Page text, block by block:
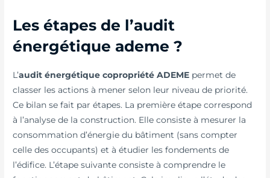
Les étapes de l’audit
énergétique ademe ?
L’audit énergétique copropriété ADEME permet de
classer les actions à mener selon leur niveau de priorité.
Ce bilan se fait par étapes. La première étape correspond
à l’analyse de la construction. Elle consiste à mesurer la
consommation d’énergie du bâtiment (sans compter
celle des occupants) et à étudier les fondements de
l’édifice. L’étape suivante consiste à comprendre le